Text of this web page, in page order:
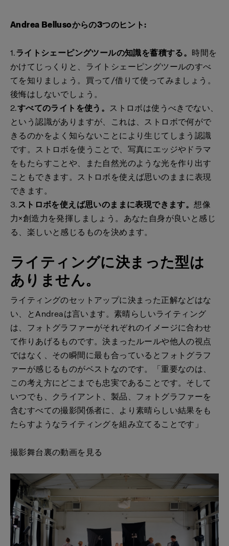
Andrea Bellusoからの3つのヒント:
1.ライトシェーピングツールの知識を蓄積する。 時間を
かけてじっくりと、ライトシェーピングツールのすべ
てを知りましょう。買って/借りて使ってみましょう。
後悔はしないでしょう。
2.すべてのライトを使う。 ストロボは使うべきでない、
という認識がありますが、これは、ストロボで何がで
きるのかをよく知らないことにより生じてしまう認識
です。ストロボを使うことで、写真にエッジやドラマ
をもたらすことや、また自然光のような光を作り出す
こともできます。ストロボを使えば思いのままに表現
できます。
3.ストロボを使えば思いのままに表現できます。想像
力×創造力を発揮しましょう。あなた自身が良いと感じ
る、楽しいと感じるものを決めます。
ライティングに決まった型は
ありません。
ライティングのセットアップに決まった正解などはな
い、とAndreaは言います。素晴らしいライティング
は、フォトグラファーがそれぞれのイメージに合わせ
て作りあげるものです。決まったルールや他人の視点
ではなく、その瞬間に最も合っているとフォトグラフ
ァーが感じるものがベストなのです。「重要なのは、
この考え方にどこまでも忠実であることです。そして
いつでも、クライアント、製品、フォトグラファーを
含むすべての撮影関係者に、より素晴らしい結果をも
たらすようなライティングを組み立てることです」
撮影舞台裏の動画を見る